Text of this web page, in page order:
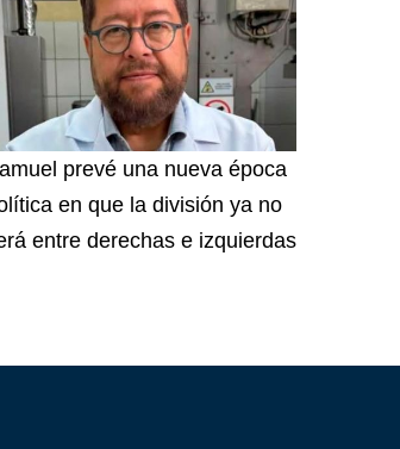
prevé una nueva época
en que la división ya no
entre derechas e izquierdas